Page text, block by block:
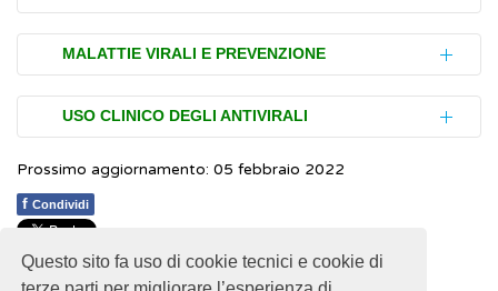
Questo sito fa uso di cookie tecnici e cookie di
MALATTIE VIRALI E PREVENZIONE
Leinfezionivirali sono molto diffuse. Alcune
possono provocare disturbi lievi come il
comuneraffreddore ; altre, possono causare
malattie gravi come la sindrome da
immunodeficienza acquisita (
principali forme di epatite. Negli individui
USO CLINICO DEGLI ANTIVIRALI
Esistono diversi tipi di farmaci antivirali.
Alcuni di essi sono attivi su una grande
varietà di
talvolta anche non correlati, ed altri infine
Prossimo aggiornamento: 05 febbraio 2022
f Condividi
1 1 1 1 1 Rating 2.55 (20 Votes)